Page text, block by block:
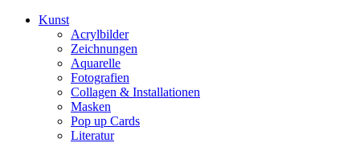
Kunst
Acrylbilder
Zeichnungen
Aquarelle
Fotografien
Collagen & Installationen
Masken
Pop up Cards
Literatur